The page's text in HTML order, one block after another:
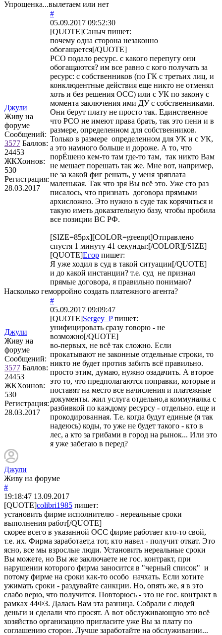
Упрощенка...вылетаем или нет
Джули
Живу на
форуме
Сообщений:
3577 Баллов:
24453
ЖКХоинов:
530
Регистрация:
28.03.2017
#
05.09.2017 09:52:30
[QUOTE]Саныч пишет:
почему одна сторона незаконно
обогащается[/QUOTE]
РСО подало ресурс. с какого перепугу они
обогащаются? им все равно с кого получать за
ресурс: с собственников (по ГК с третьих лиц, и
конклюдентные действия еще никто не отменял
хоть и без решения ОСС) или с УК по закону с
момента заключения ими ДУ с собственниками.
Они берут плату не просто так. Единственное
что РСО не имеют права брать, так это пени и в
размере, определенном для собственников.
Только в размере определенном для УК и с УК,
а это намного больше и дороже. А то, что
порЁшено кем-то там где-то там, так никто Вам
не мешает порешать так же. Мне вот, например,
не за какой фиг решать, у меня зряплата
маленькая. Так что зря Вы всё это. Уже сто раз
писалось, что признать договора прямыми
архисложно. Это нужно в суде так корячиться и
такую иметь доказательную базу, чтобы пробила
все позиции ВС РФ.
[SIZE=85px][COLOR=greenpt]Отправлено
спустя 1 минуту 41 секунды:[/COLOR][/SIZE]
[QUOTE]Егор пишет:
Я уже ходил в суд в такой ситуации[/QUOTE]
и до какой инстанции? т.е. суд не признал
прямые договора, я правильно понимаю?
Насколько геморройно создать платежного агента?
Джули
Живу на
форуме
Сообщений:
3577 Баллов:
24453
ЖКХоинов:
530
Регистрация:
28.03.2017
#
05.09.2017 09:09:47
[QUOTE]Sergey_Pпишет:
унифицировать сразу говорю - не
возможно[/QUOTE]
во-первых, не всё так сложно. Если
прокатывают не законные отдельные строки, то
никто не будет против забить всё правильно.
просто этим, думаю, нужно озадачить. А второе
это то, что предполагаются поправки, которые и
поставят на место все начисления и платежные
документы. жил услуга отдельно,а коммуналка с
разбивкой по каждому ресурсу - отдельно. еще и
прокодированная. Т.е. когда будут единые (я так
надеюсь) коды, то уже не будет такого - кто в
лес, а кто за грибами в город на рынок... Или это
я уже забегаю в перед?
Джули
Живу на форуме
#
19:18:47 13.09.2017
[QUOTE]colibri1985 пишет:
установить фирме исполнителю - нереальные сроки
выполнения работ[/QUOTE]
скорее всего в указанной ОСС фирме работает кто-то свой,
т.е. их. Фирма заработает,а тот, кто навел - получит откат. Это
ясно, все мы взрослые люди. Установить нереальные сроки
Вы можете, но Вы же заключаете не гос. контракт, при
нарушении которого фирма заносится в "черный список" и
потому фирме на сроки как-то особо начхать. Если хотите
ужимать сроки - раздувайте санкции. Но, опять же, я в это
слабо верю, что получится. Повторюсь - это не гос. контракт в
рамках 44ФЗ. Далась Вам эта разница. Собрали с людей
деньги и сделали что просят. А вот обслуживающую это всё
хозяйство организацию пригласите уже Вы за плату по
соглашению сторон. Лучше заработайте на обслуживании...